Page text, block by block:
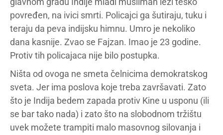
povređen, na ivici smrti. Policajci ga šutiraju, tuku i
teraju da peva indijsku himnu. Umro je nekoliko
dana kasnije. Zvao se Fajzan. Imao je 23 godine.
Protiv tih policajaca nije bilo postupka.
Ništa od ovoga ne smeta čelnicima demokratskog
sveta. Jer ima poslova koje treba završavati. Zato
što je Indija bedem zapada protiv Kine u usponu (ili
se bar tako nada) i zato što na slobodnom tržištu
uvek možete trampiti malo masovnog silovanja i